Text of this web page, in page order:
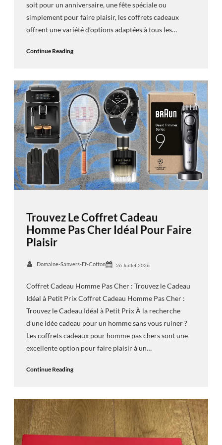
soit pour un anniversaire, une fête spéciale ou
simplement pour faire plaisir, les coffrets cadeaux
offrent une variété d’options adaptées à tous les…
Continue Reading
Trouvez Le Coffret Cadeau
Homme Pas Cher Idéal Pour Faire
Plaisir
Domaine-Sanvers-Et-Cotton 26 Juillet 2026
Coffret Cadeau Homme Pas Cher : Trouvez le Cadeau
Idéal à Petit Prix Coffret Cadeau Homme Pas Cher :
Trouvez le Cadeau Idéal à Petit Prix À la recherche
d’une idée cadeau pour un homme sans vous ruiner ?
Les coffrets cadeaux pour homme pas chers sont une
excellente option pour faire plaisir à un…
Continue Reading